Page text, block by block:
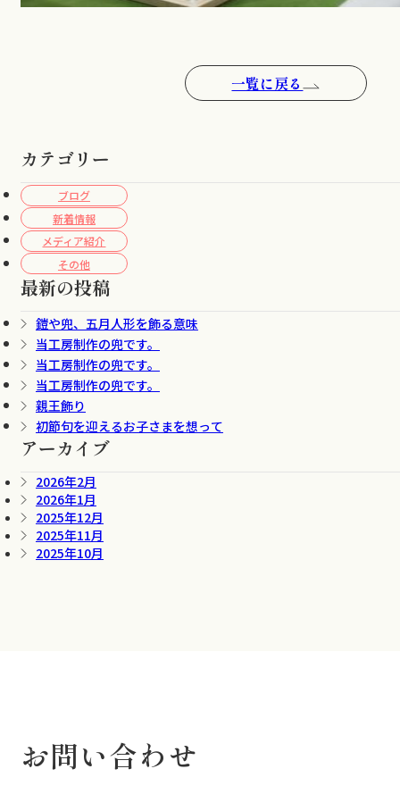
カテゴリー
ブログ
新着情報
メディア紹介
その他
最新の投稿
鎧や兜、五月人形を飾る意味
当工房制作の兜です。
当工房制作の兜です。
当工房制作の兜です。
親王飾り
初節句を迎えるお子さまを想って
アーカイブ
2026年2月
2026年1月
2025年12月
2025年11月
2025年10月
一覧に戻る
お問い合わせ